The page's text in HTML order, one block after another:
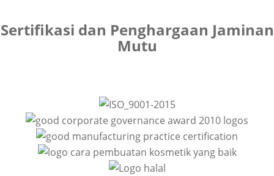
Sertifikasi dan Penghargaan Jaminan
Mutu